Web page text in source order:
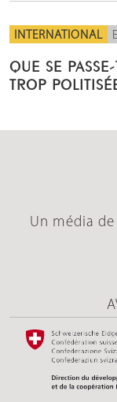
INTERNATIONAL
QUE SE
TROP
Un média de